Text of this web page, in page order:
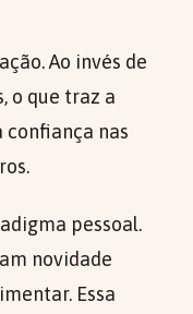
Ao invés de
o que traz a
confiança nas
pessoal.
novidade
Essa